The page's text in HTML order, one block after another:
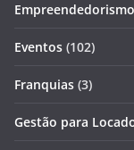
Empreendedorismo
Eventos (102)
Franquias (3)
Gestão para